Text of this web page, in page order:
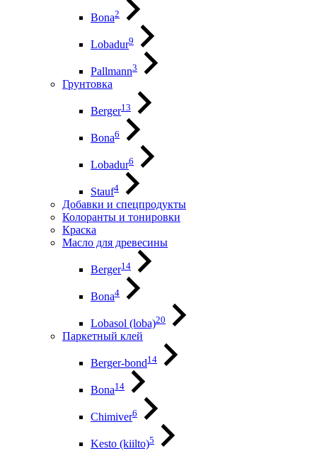
Bona2
Lobadur9
Pallmann3
Грунтовка
Berger13
Bona6
Lobadur6
Stauf4
Добавки и спецпродукты
Колоранты и тонировки
Краска
Масло для древесины
Berger14
Bona4
Lobasol (loba)20
Паркетный клей
Berger-bond14
Bona14
Chimiver6
Kesto (kiilto)5